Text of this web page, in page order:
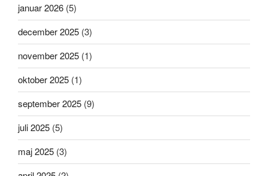
januar 2026 (5)
december 2025 (3)
november 2025 (1)
oktober 2025 (1)
september 2025 (9)
juli 2025 (5)
maj 2025 (3)